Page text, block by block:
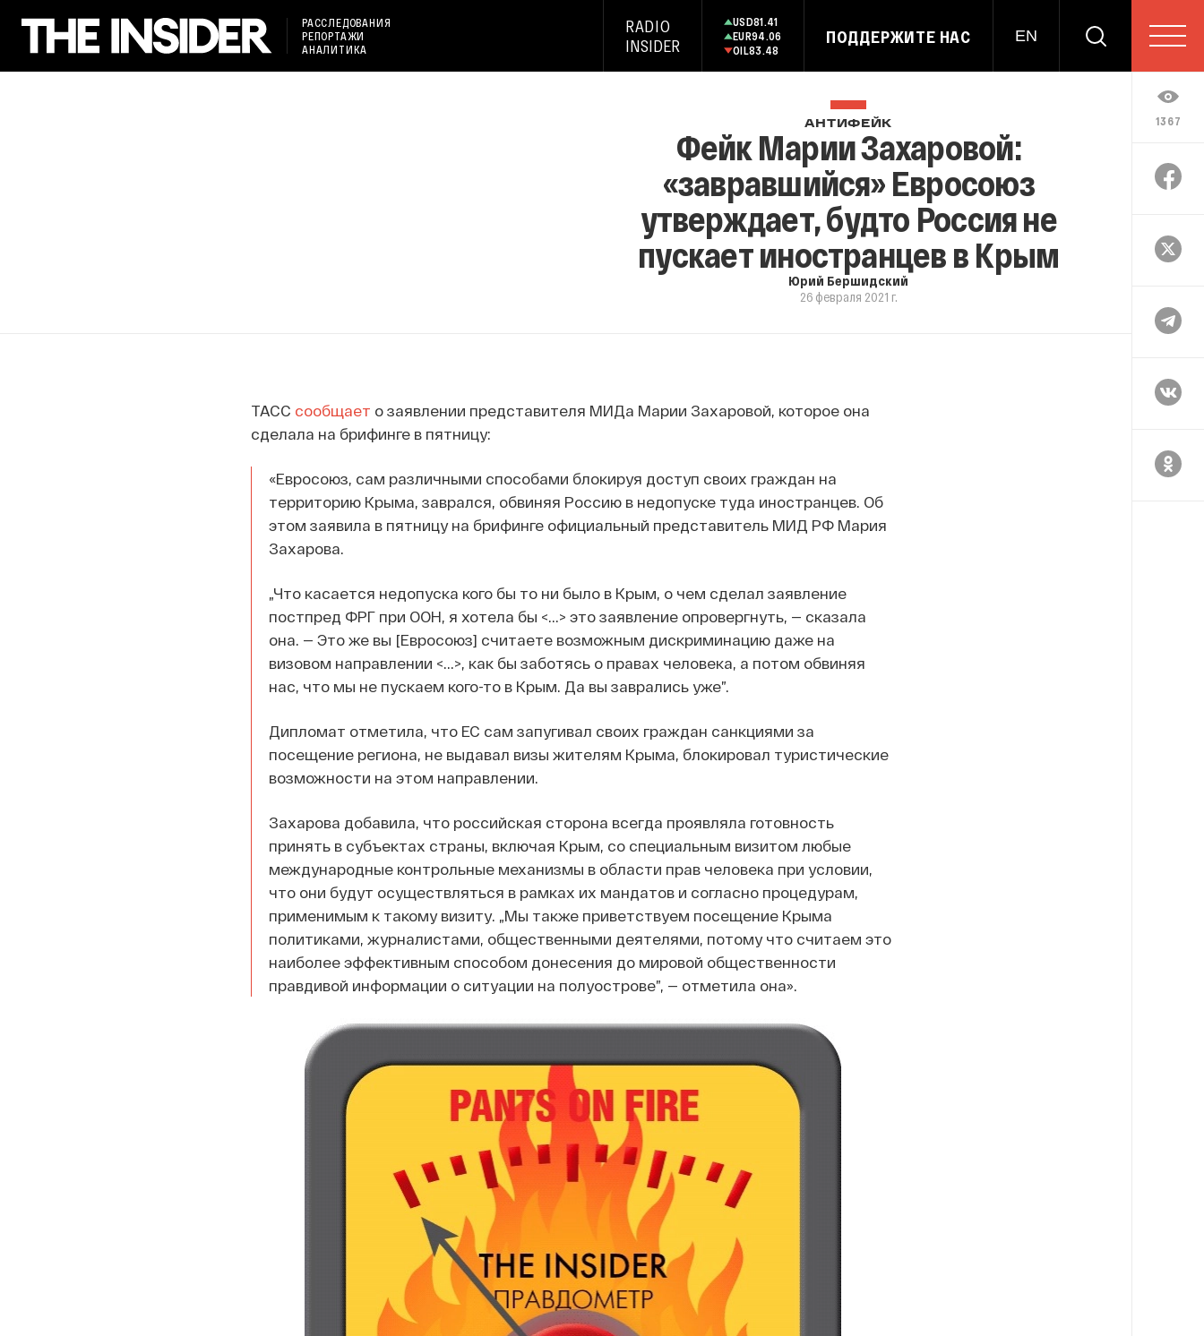
РАССЛЕДОВАНИЯ
РЕПОРТАЖИ
АНАЛИТИКА
RADIO
INSIDER
USD81.41
EUR94.06
OIL83.48
ПОДДЕРЖИТЕ НАС EN
1367
АНТИФЕЙК
Фейк Марии Захаровой:
«завравшийся» Евросоюз
утверждает, будто Россия не
пускает иностранцев в Крым
Юрий Бершидский
26 февраля 2021 г.
ТАСС сообщает о заявлении представителя МИДа Марии Захаровой, которое она
сделала на брифинге в пятницу:
«Евросоюз, сам различными способами блокируя доступ своих граждан на
территорию Крыма, заврался, обвиняя Россию в недопуске туда иностранцев. Об
этом заявила в пятницу на брифинге официальный представитель МИД РФ Мария
Захарова.
„Что касается недопуска кого бы то ни было в Крым, о чем сделал заявление
постпред ФРГ при ООН, я хотела бы <...> это заявление опровергнуть, — сказала
она. — Это же вы [Евросоюз] считаете возможным дискриминацию даже на
визовом направлении <...>, как бы заботясь о правах человека, а потом обвиняя
нас, что мы не пускаем кого-то в Крым. Да вы заврались уже”.
Дипломат отметила, что ЕС сам запугивал своих граждан санкциями за
посещение региона, не выдавал визы жителям Крыма, блокировал туристические
возможности на этом направлении.
Захарова добавила, что российская сторона всегда проявляла готовность
принять в субъектах страны, включая Крым, со специальным визитом любые
международные контрольные механизмы в области прав человека при условии,
что они будут осуществляться в рамках их мандатов и согласно процедурам,
применимым к такому визиту. „Мы также приветствуем посещение Крыма
политиками, журналистами, общественными деятелями, потому что считаем это
наиболее эффективным способом донесения до мировой общественности
правдивой информации о ситуации на полуострове”, — отметила она».